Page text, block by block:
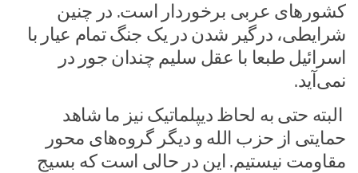
کشور‌های عربی برخوردار است. در چنین
شرایطی، درگیر شدن در یک جنگ تمام عیار با
اسرائیل طبعا با عقل سلیم چندان جور در
نمی‌آید.
البته حتی به لحاظ دیپلماتیک نیز ما شاهد
حمایتی از حزب الله و دیگر گروه‌های محور
مقاومت نیستیم. این در حالی است که بسیج